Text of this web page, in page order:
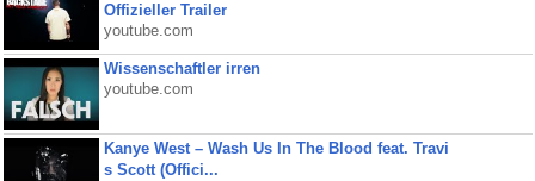
Offizieller Trailer
youtube.com
Wissenschaftler irren
youtube.com
Kanye West – Wash Us In The Blood feat. Travi
s Scott (Offici...